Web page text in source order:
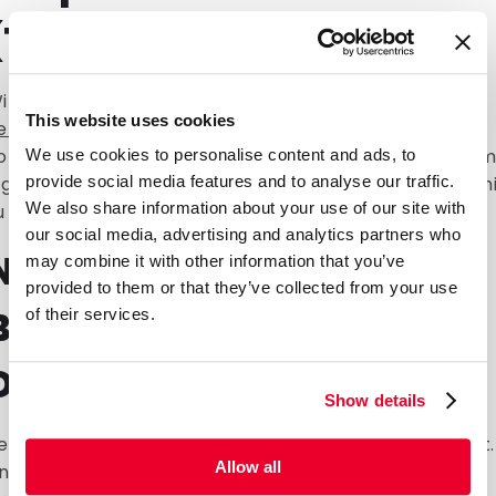
This website uses cookies
We use cookies to personalise content and ads, to
provide social media features and to analyse our traffic.
We also share information about your use of our site with
our social media, advertising and analytics partners who
may combine it with other information that you’ve
provided to them or that they’ve collected from your use
of their services.
Show details
Allow all
Made)
bieten für unsere Boxpouches einen
an. Unternehmen können unsere Beutel
an ihre spezifischen Wünsche anpassen: vom
Logo über individuelle Farben und Formate bis
speziellen Designs.
der
von
DaklaPack legen wir großen Wert auf Nachhaltigkeit.
Boxpouches sind auf Umweltfreundlichkeit